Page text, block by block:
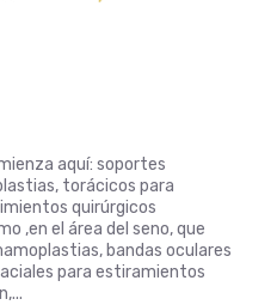
aquí: soportes
torácicos para
quirúrgicos
,en el área del seno, que
bandas oculares
para estiramientos